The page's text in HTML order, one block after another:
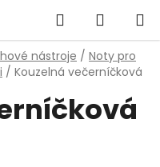
Hledat
KOŠÍK
nástroje / Noty pro
/ Kouzelná večerníčková